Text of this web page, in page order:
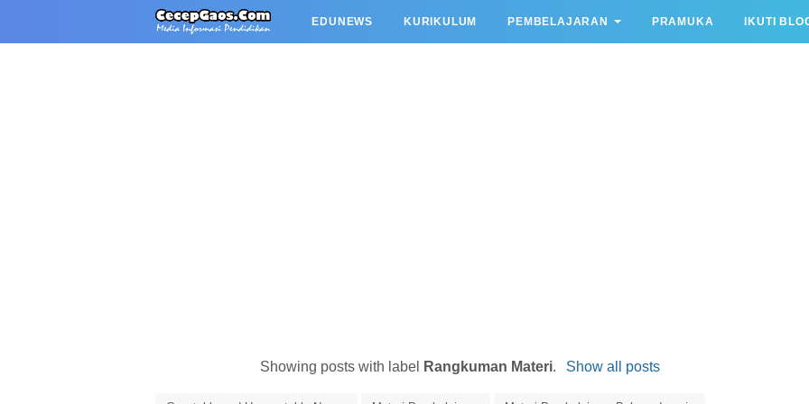
EDUNEWS KURIKULUM PEMBELAJARAN PRAMUKA IKUTI
Showing posts with label Rangkuman Materi. Show all posts